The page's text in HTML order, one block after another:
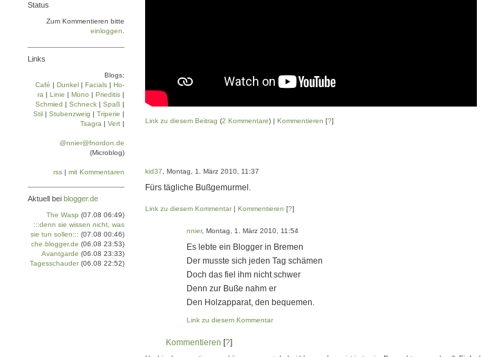
Link zu diesem Beitrag (2 Kommentare) | Kommentieren [?]
kid37 , Montag, 1. März 2010, 11:37
Fürs tägliche Bußgemurmel.
Link zu diesem Kommentar| Kommentieren [?]
nnier, Montag, 1. März 2010, 11:54
Es lebte ein Blogger in Bremen
Der musste sich jeden Tag schämen
Doch das fiel ihm nicht schwer
Denn zur Buße nahm er
Den Holzapparat, den bequemen.
Link zu diesem Kommentar
Kommentieren [?]
Status
Zum Kommentieren bitte
einloggen
Links
Blogs:
Café | Dun­kel | Facials | Ho­
ra | Linie | Mo­no | Prie­di­tis |
Schmied | Schneck | Spaß |
Stil | Stu­ben­zweig | Tri­pe­rie |
Tsa­gra | Vert |
@nnier@fnordon.de
(Microblog)
rss | mit Kommentaren
Aktuell bei blogger.de
The Wasp (07.08 06:49)
:::denn sie wissen nicht, was
sie tun sollen::: (07.08 00:46)
che.blogger.de (06.08 23:53)
Avantgarde (06.08 23:33)
Tagesschauder (06.08 22:52)